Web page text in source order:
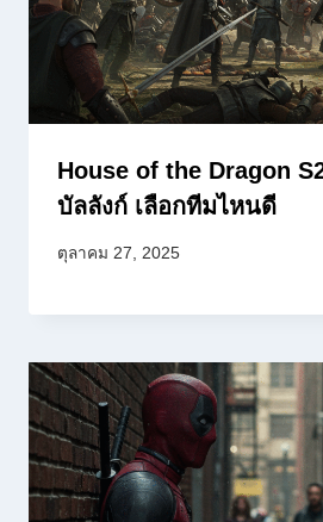
House of the Dragon
บัลลังก์ เลือกทีมไหนดี
ตุลาคม 27, 2025